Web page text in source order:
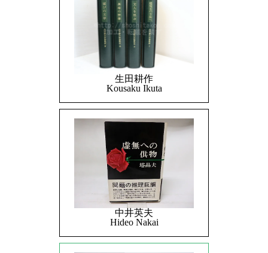
生田耕作
Kousaku Ikuta
中井英夫
Hideo Nakai